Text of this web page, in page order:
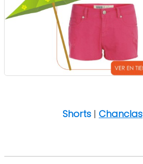
Shorts | Chanclas